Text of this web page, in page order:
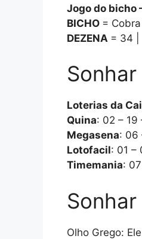
Jogo do bicho
BICHO =
DEZENA = 34 |
Loterias da
Quina: 02 – 19
Megasena: 06
Lotofacil: 01 –
Timemania:
Olho Grego: